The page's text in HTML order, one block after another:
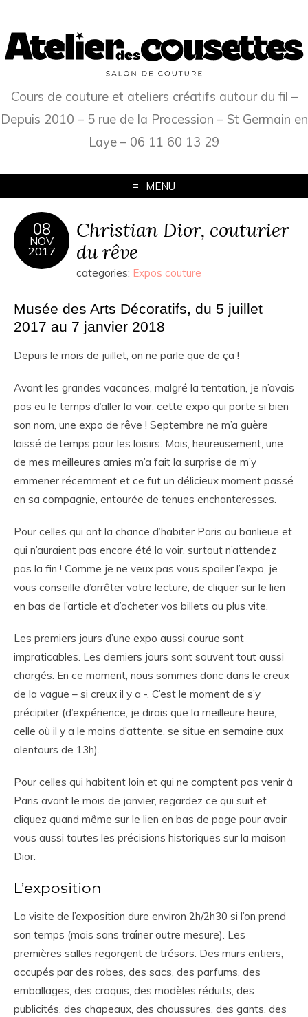
Cours de couture et ateliers créatifs autour du fil –
Depuis 2010 – 5 rue de la Procession – St Germain en
Laye – 06 11 60 13 29
MENU
08
NOV
2017
Christian Dior, couturier
du rêve
categories: Expos couture
Musée des Arts Décoratifs, du 5 juillet
2017 au 7 janvier 2018
Depuis le mois de juillet, on ne parle que de ça !
Avant les grandes vacances, malgré la tentation, je n’avais
pas eu le temps d’aller la voir, cette expo qui porte si bien
son nom, une expo de rêve ! Septembre ne m’a guère
laissé de temps pour les loisirs. Mais, heureusement, une
de mes meilleures amies m’a fait la surprise de m’y
emmener récemment et ce fut un délicieux moment passé
en sa compagnie, entourée de tenues enchanteresses.
Pour celles qui ont la chance d’habiter Paris ou banlieue et
qui n’auraient pas encore été la voir, surtout n’attendez
pas la fin ! Comme je ne veux pas vous spoiler l’expo, je
vous conseille d’arrêter votre lecture, de cliquer sur le lien
en bas de l’article et d’acheter vos billets au plus vite.
Les premiers jours d’une expo aussi courue sont
impraticables. Les derniers jours sont souvent tout aussi
chargés. En ce moment, nous sommes donc dans le creux
de la vague – si creux il y a -. C’est le moment de s’y
précipiter (d’expérience, je dirais que la meilleure heure,
celle où il y a le moins d’attente, se situe en semaine aux
alentours de 13h).
Pour celles qui habitent loin et qui ne comptent pas venir à
Paris avant le mois de janvier, regardez ce qui suit et
cliquez quand même sur le lien en bas de page pour avoir
vous aussi toutes les précisions historiques sur la maison
Dior.
L’exposition
La visite de l’exposition dure environ 2h/2h30 si l’on prend
son temps (mais sans traîner outre mesure). Les
premières salles regorgent de trésors. Des murs entiers,
occupés par des robes, des sacs, des parfums, des
emballages, des croquis, des modèles réduits, des
publicités, des chapeaux, des chaussures, des gants, des